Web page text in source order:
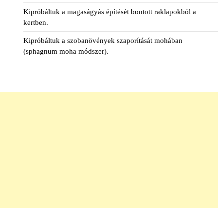
Kipróbáltuk a magaságyás építését bontott raklapokból a
kertben.
Kipróbáltuk a szobanövények szaporítását mohában
(sphagnum moha módszer).